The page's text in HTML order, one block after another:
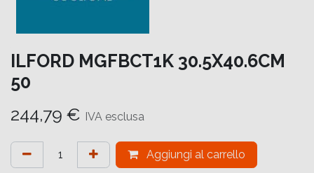
ILFORD MGFBCT1K 30.5X40.6CM
50
244,79 € IVA esclusa
Aggiungi al carrello